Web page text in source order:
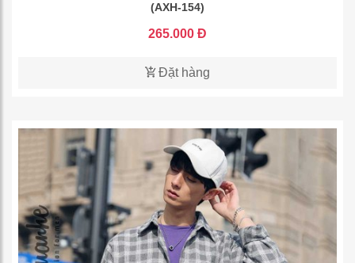
(AXH-154)
265.000 Đ
Đặt hàng